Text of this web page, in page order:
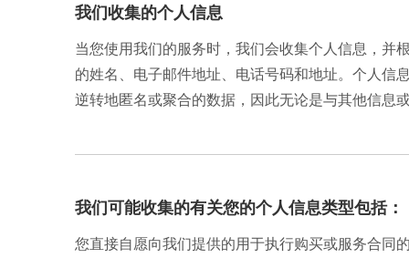
换
防
冷却
我们收集的个人信息
当您使用我们的服务时，我们会收集个人信息，并
的姓名、电子邮件地址、电话号码和地址。个人信
逆转地匿名或聚合的数据，因此无论是与其他信息
我们可能收集的有关您的个人信息类型包括：
您直接自愿向我们提供的用于执行购买或服务合同